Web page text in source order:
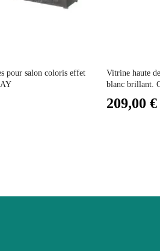
Garantie
pour salon coloris effet
Vitrine haute
blanc brillant.
209,00 €